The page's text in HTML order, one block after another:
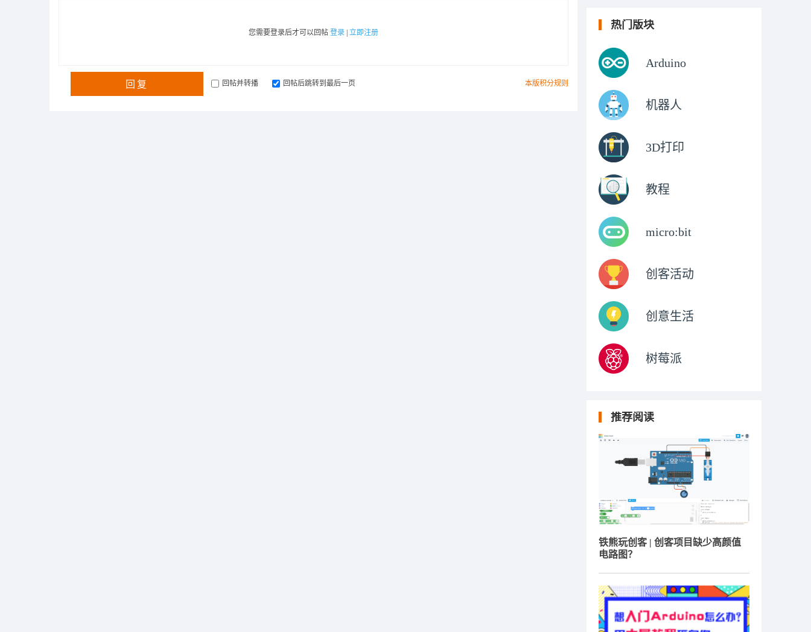
您需要登录后才可以回帖 登录 立即注册
本版积分规则
回复 回帖并转播 回帖后跳转到最后一页
热门版块
Arduino
机器人
3D打印
教程
micro:bit
创客活动
创意生活
树莓派
推荐阅读
铁熊玩创客 | 创客项目缺少高颜值
电路图？